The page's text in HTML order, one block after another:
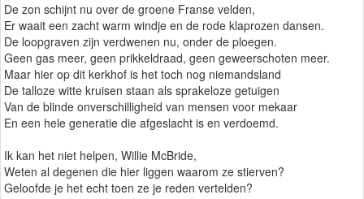
De zon schijnt nu over de groene Franse velden,
Er waait een zacht warm windje en de rode klaprozen dansen.
De loopgraven zijn verdwenen nu, onder de ploegen.
Geen gas meer, geen prikkeldraad, geen geweerschoten meer.
Maar hier op dit kerkhof is het toch nog niemandsland
De talloze witte kruisen staan als sprakeloze getuigen
Van de blinde onverschilligheid van mensen voor mekaar
En een hele generatie die afgeslacht is en verdoemd.
Ik kan het niet helpen, Willie McBride,
Weten al degenen die hier liggen waarom ze stierven?
Geloofde je het echt toen ze je reden vertelden?